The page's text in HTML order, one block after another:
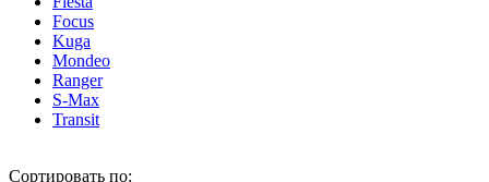
Focus
Kuga
Mondeo
Ranger
S-Max
Transit
Сортировать по: